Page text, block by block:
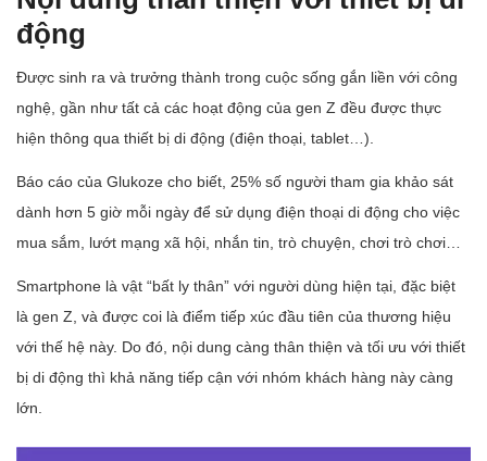
động
Được sinh ra và trưởng thành trong cuộc sống gắn liền với công
nghệ, gần như tất cả các hoạt động của gen Z đều được thực
hiện thông qua thiết bị di động (điện thoại, tablet…).
Báo cáo của Glukoze cho biết, 25% số người tham gia khảo sát
dành hơn 5 giờ mỗi ngày để sử dụng điện thoại di động cho việc
mua sắm, lướt mạng xã hội, nhắn tin, trò chuyện, chơi trò chơi…
Smartphone là vật “bất ly thân” với người dùng hiện tại, đặc biệt
là gen Z, và được coi là điểm tiếp xúc đầu tiên của thương hiệu
với thế hệ này. Do đó, nội dung càng thân thiện và tối ưu với thiết
bị di động thì khả năng tiếp cận với nhóm khách hàng này càng
lớn.